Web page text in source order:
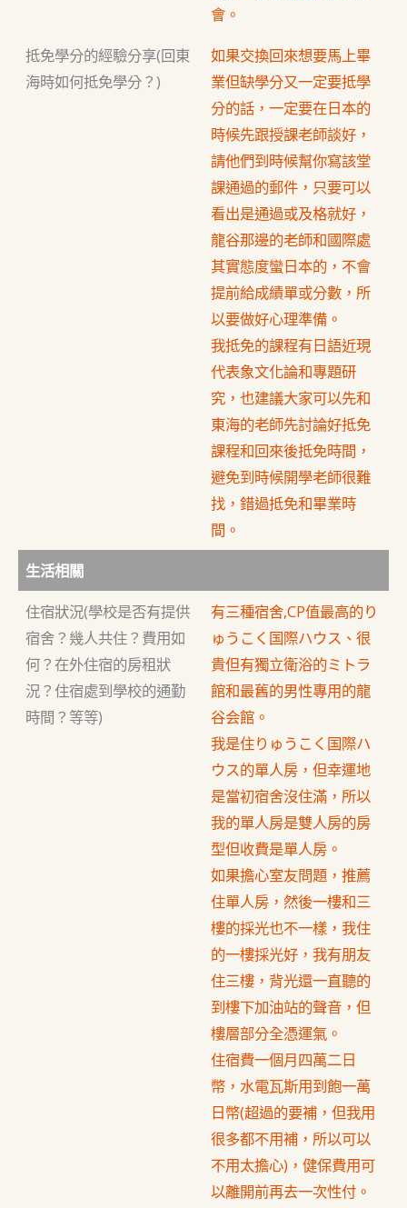
會。
抵免學分的經驗分享(回東
海時如何抵免學分？)
如果交換回來想要馬上畢
業但缺學分又一定要抵學
分的話，一定要在日本的
時候先跟授課老師談好，
請他們到時候幫你寫該堂
課通過的郵件，只要可以
看出是通過或及格就好，
龍谷那邊的老師和國際處
其實態度蠻日本的，不會
提前給成績單或分數，所
以要做好心理準備。
我抵免的課程有日語近現
代表象文化論和專題研
究，也建議大家可以先和
東海的老師先討論好抵免
課程和回來後抵免時間，
避免到時候開學老師很難
找，錯過抵免和畢業時
間。
生活相關
住宿狀況(學校是否有提供
宿舍？幾人共住？費用如
何？在外住宿的房租狀
況？住宿處到學校的通勤
時間？等等)
有三種宿舍,CP值最高的り
ゅうこく国際ハウス、很
貴但有獨立衛浴的ミトラ
館和最舊的男性專用的龍
谷会館。
我是住りゅうこく国際ハ
ウス的單人房，但幸運地
是當初宿舍沒住滿，所以
我的單人房是雙人房的房
型但收費是單人房。
如果擔心室友問題，推薦
住單人房，然後一樓和三
樓的採光也不一樣，我住
的一樓採光好，我有朋友
住三樓，背光還一直聽的
到樓下加油站的聲音，但
樓層部分全憑運氣。
住宿費一個月四萬二日
幣，水電瓦斯用到飽一萬
日幣(超過的要補，但我用
很多都不用補，所以可以
不用太擔心)，健保費用可
以離開前再去一次性付。